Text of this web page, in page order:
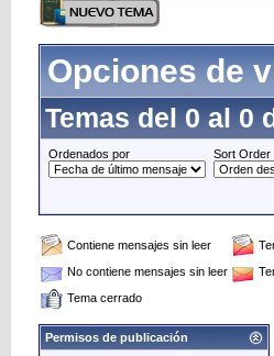
Opciones de
Temas del 0 al 0
Ordenados por Sort Order
Contiene mensajes sin leer
No contiene mensajes sin leer
Tema cerrado
Permisos de publicación